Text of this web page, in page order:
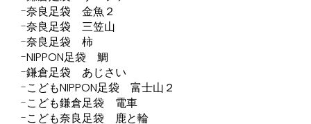
奈良足袋 金魚２
奈良足袋 三笠山
奈良足袋 柿
NIPPON足袋 鯛
鎌倉足袋 あじさい
こどもNIPPON足袋 富士山２
こども鎌倉足袋 電車
こども奈良足袋 鹿と輪